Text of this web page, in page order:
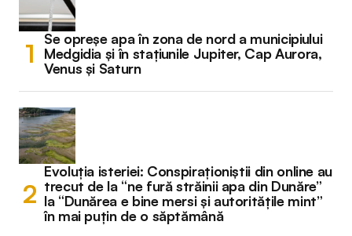
Se opreșe apa în zona de nord a municipiului
Medgidia și în stațiunile Jupiter, Cap Aurora,
Venus și Saturn
Evoluția isteriei: Conspiraționiștii din online au
trecut de la “ne fură străinii apa din Dunăre”
la “Dunărea e bine mersi și autoritățile mint”
în mai puțin de o săptămână